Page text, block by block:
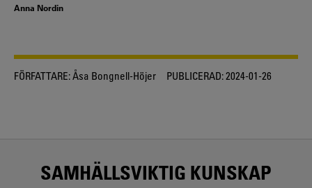
Anna Nordin
FÖRFATTARE: Åsa Bongnell-Höjer PUBLICERAD:2024-01-26
SAMHÄLLSVIKTIG KUNSKAP